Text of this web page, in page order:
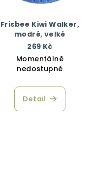
Frisbee Kiwi Walker,
modré, velké
269 Kč
Momentálně
nedostupné
Detail